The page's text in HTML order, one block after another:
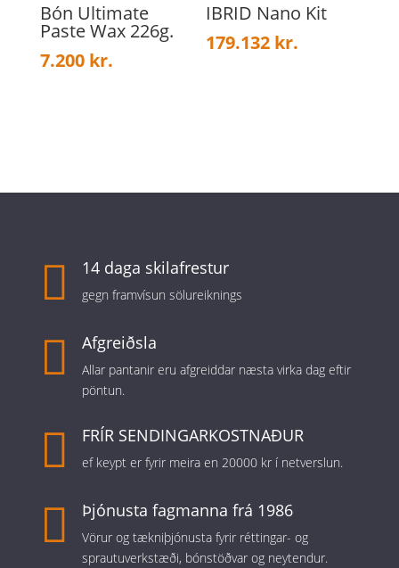
Bón Ultimate
Paste Wax 226g.
7.200 kr.
IBRID Nano Kit
179.132 kr.
 14 daga skilafrestur
gegn framvísun sölureiknings
 Afgreiðsla
Allar pantanir eru afgreiddar næsta virka dag eftir
pöntun.
 FRÍR SENDINGARKOSTNAÐUR
ef keypt er fyrir meira en 20000 kr í netverslun.
 Þjónusta fagmanna frá 1986
Vörur og tækniþjónusta fyrir réttingar- og
sprautuverkstæði, bónstöðvar og neytendur.